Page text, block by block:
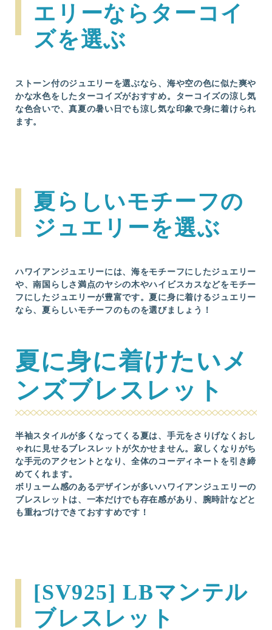
エリーならターコイ
ズを選ぶ
ストーン付のジュエリーを選ぶなら、海や空の色に似た爽や
かな水色をしたターコイズがおすすめ。ターコイズの涼し気
な色合いで、真夏の暑い日でも涼し気な印象で身に着けられ
ます。
夏らしいモチーフの
ジュエリーを選ぶ
ハワイアンジュエリーには、海をモチーフにしたジュエリー
や、南国らしさ満点のヤシの木やハイビスカスなどをモチー
フにしたジュエリーが豊富です。夏に身に着けるジュエリー
なら、夏らしいモチーフのものを選びましょう！
夏に身に着けたいメ
ンズブレスレット
半袖スタイルが多くなってくる夏は、手元をさりげなくおし
ゃれに見せるブレスレットが欠かせません。寂しくなりがち
な手元のアクセントとなり、全体のコーディネートを引き締
めてくれます。
ボリューム感のあるデザインが多いハワイアンジュエリーの
ブレスレットは、一本だけでも存在感があり、腕時計などと
も重ねづけできておすすめです！
[SV925] LBマンテル
ブレスレット